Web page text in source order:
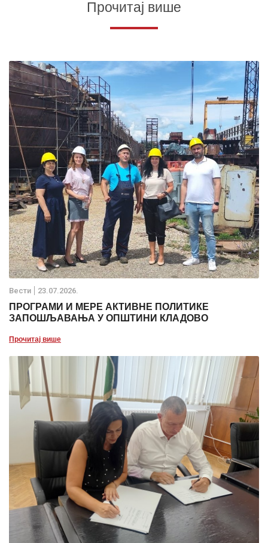
Прочитај више
Вести 23.07.2026.
ПРОГРАМИ И МЕРЕ АКТИВНЕ ПОЛИТИКЕ
ЗАПОШЉАВАЊА У ОПШТИНИ КЛАДОВО
Прочитај више